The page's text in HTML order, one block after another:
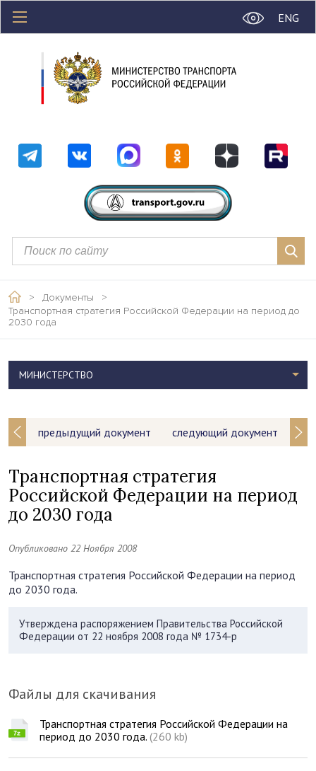
ENG
> Документы
>
Транспортная стратегия Российской Федерации на период до
2030 года
предыдущий документ следующий документ
Транспортная стратегия
Российской Федерации на период
до 2030 года
Опубликовано 22 Ноября 2008
Транспортная стратегия Российской Федерации на период
до 2030 года.
Утверждена распоряжением Правительства Российской
Федерации от 22 ноября 2008 года № 1734-р
Файлы для скачивания
Транспортная стратегия Российской Федерации на
период до 2030 года. (260 kb)
МИНИСТЕРСТВО